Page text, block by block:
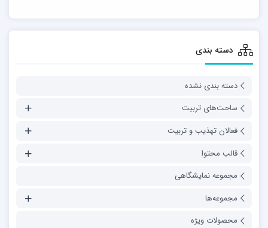
دسته بندی
دسته بندی نشده
ساحت‌های تربیت
فعالان تهذیب و تربیت
قالب محتوا
مجموعه نمایشگاهی
مجموعه‌ها
محصولات ویژه